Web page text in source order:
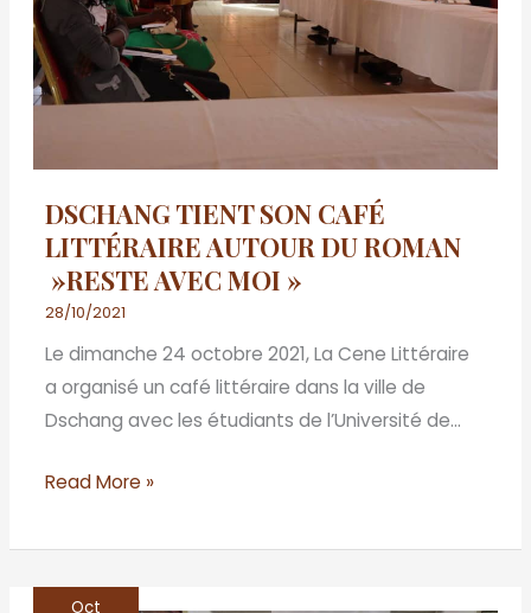
DSCHANG TIENT SON CAFÉ
LITTÉRAIRE AUTOUR DU ROMAN
»RESTE AVEC MOI »
28/10/2021
Le dimanche 24 octobre 2021, La Cene Littéraire
a organisé un café littéraire dans la ville de
Dschang avec les étudiants de l’Université de…
AUTOUR
DU
ROMAN
»RESTE
Read More »
Oct